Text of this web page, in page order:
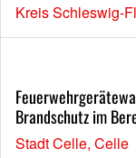
Kreis Schleswig-
Brandschutz im
Stadt Celle, Celle